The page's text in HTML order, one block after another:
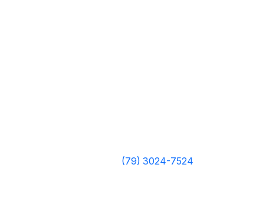
(79) 3024-7524